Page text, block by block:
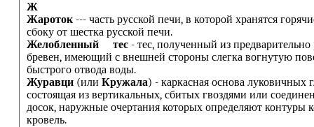
Ж
Жароток--- часть русской печи, в которой хранятся
сбоку от шестка русской печи.
Желобленный тес- тес, полученный из предварительно
бревен, имеющий с внешней стороны слегка вогнутую
быстрого отвода воды.
Журавци(или Кружала) - каркасная основа луковичных
состоящая из вертикальных, сбитых гвоздями или
досок, наружные очертания которых определяют контуры
кровель.